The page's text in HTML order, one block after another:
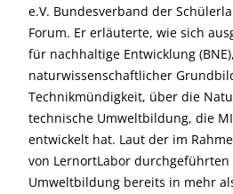
e.V. Bundesverband der
Forum. Er erläuterte, wie sich
für nachhaltige Entwicklung (BNE),
naturwissenschaftlicher
Technikmündigkeit, über die
technische Umweltbildung, die
entwickelt hat. Laut der im
von LernortLabor durchgeführten
Umweltbildung bereits in mehr